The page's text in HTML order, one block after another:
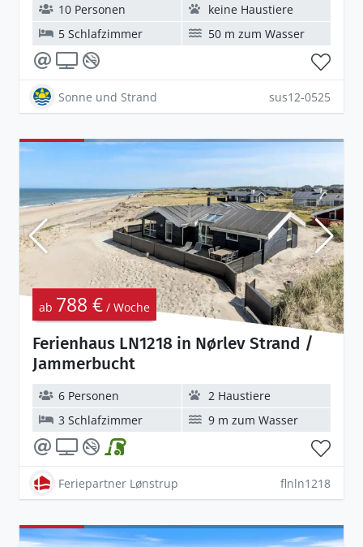
10 Personen
keine Haustiere
5 Schlafzimmer
50 m zum Wasser
Sonne und Strand sus12-0525
Ferienhaus LN1218 in Nørlev Strand /
Jammerbucht
ab 788 € / Woche
6 Personen
2 Haustiere
3 Schlafzimmer
9 m zum Wasser
Feriepartner Lønstrup flnln1218